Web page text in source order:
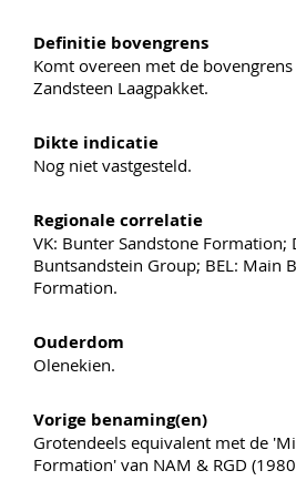
Definitie bovengrens
Komt overeen met de
Zandsteen Laagpakket.
Dikte indicatie
Nog niet vastgesteld.
Regionale correlatie
VK: Bunter Sandstone Formation;
Buntsandstein Group; BEL: Main
Formation.
Ouderdom
Olenekien.
Vorige benaming(en)
Grotendeels equivalent met de
Formation' van NAM & RGD